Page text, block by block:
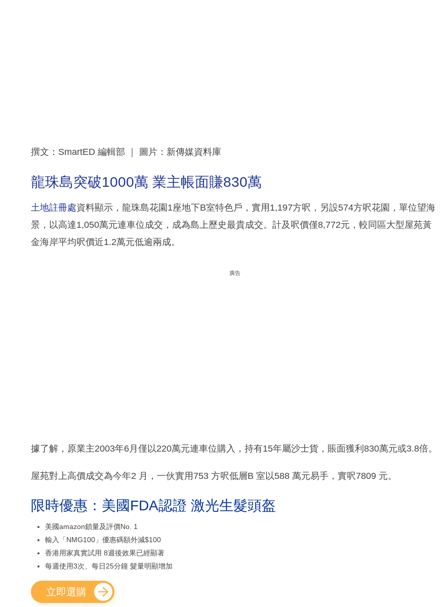
撰文：SmartED 編輯部 ｜ 圖片：新傳媒資料庫
龍珠島突破1000萬 業主帳面賺830萬
土地註冊處資料顯示，龍珠島花園1座地下B室特色戶，實用1,197方呎，另設574方呎花園，單位望海
景，以高達1,050萬元連車位成交，成為島上歷史最貴成交。計及呎價僅8,772元，較同區大型屋苑黃
金海岸平均呎價近1.2萬元低逾兩成。
廣告
據了解，原業主2003年6月僅以220萬元連車位購入，持有15年屬沙士貨，賬面獲利830萬元或3.8倍。
屋苑對上高價成交為今年2 月，一伙實用753 方呎低層B 室以588 萬元易手，實呎7809 元。
限時優惠：美國FDA認證 激光生髮頭盔
美國amazon鎖量及評價No. 1
輸入「NMG100」優惠碼額外減$100
香港用家真實試用 8週後效果已經顯著
每週使用3次、每日25分鐘 髮量明顯增加
立即選購